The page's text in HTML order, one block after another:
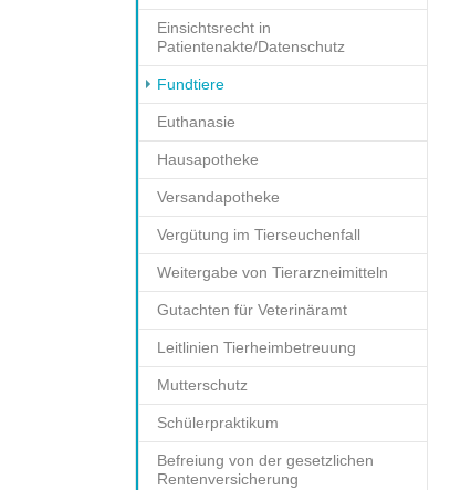
Einsichtsrecht in
Patientenakte/Datenschutz
Fundtiere(current)
Euthanasie
Hausapotheke
Versandapotheke
Vergütung im Tierseuchenfall
Weitergabe von Tierarzneimitteln
Gutachten für Veterinäramt
Leitlinien Tierheimbetreuung
Mutterschutz
Schülerpraktikum
Befreiung von der gesetzlichen
Rentenversicherung